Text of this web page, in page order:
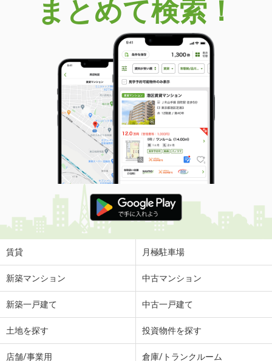
まとめて検索！
賃貸 月極駐車場
新築マンション 中古マンション
新築一戸建て 中古一戸建て
土地を探す 投資物件を探す
店舗/事業用 倉庫/トランクルーム